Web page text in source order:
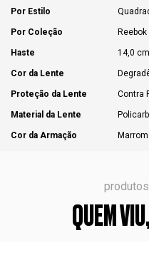
Por Estilo
Por Coleção Reebok
Haste 14,0 cm
Cor da Lente
Proteção da Lente Contra
Material da Lente
Cor da Armação Marrom
QUEM